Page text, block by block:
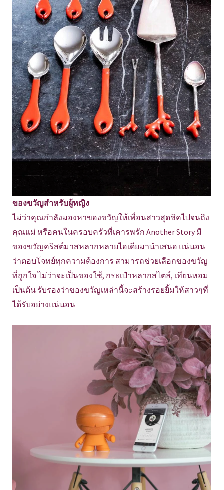
ของขวัญสำหรับผู้หญิง
ไม่ว่าคุณกำลังมองหาของขวัญให้เพื่อนสาวสุดชิคไปจนถึง
คุณแม่ หรือคนในครอบครัวที่เคารพรัก Another Story มี
ของขวัญคริสต์มาสหลากหลายไอเดียมานำเสนอ แน่นอน
ว่าตอบโจทย์ทุกความต้องการ สามารถช่วยเลือกของขวัญ
ที่ถูกใจ ไม่ว่าจะเป็นของใช้, กระเป๋าหลากสไตล์, เทียนหอม
เป็นต้น รับรองว่าของขวัญเหล่านี้จะสร้างรอยยิ้มให้สาวๆที่
ได้รับอย่างแน่นอน